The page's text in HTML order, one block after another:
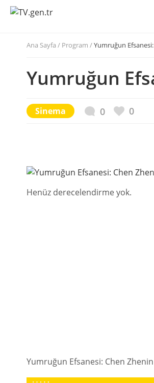
Ana Sayfa / Program /Yumruğun
Yumruğun
Sinema 0 0
Henüz derecelendirme yok.
Yumruğun Efsanesi: Chen